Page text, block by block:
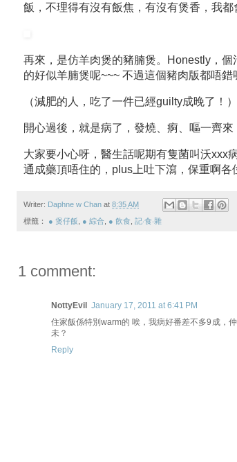
飯，不理得有沒有飯焦，有沒有煲香，我都
再來，是仿羊肉煲的豬腩煲。Honestly，
的好似羊腩煲呢~~~ 不過這個豬肉版都唔錯
（減肥的人，吃了一件已經guilty成晚了！）
開心過後，就是病了，發燒、痾、嘔一齊來
大家要小心呀，醫生話呢期有隻菌叫沃xxx
通成藥頂唔住的，plus上吐下瀉，保重啊各
Writer: Daphne w Chan at 8:35 AM
標籤： ● 煲仔飯 ● 綜合 ● 飲食 記‧食‧雜
1 comment:
NottyEvil
January 17, 2011 at 6:41 PM
住家飯係特別warm的 唉，我病好番差不多9成，
未？
Reply